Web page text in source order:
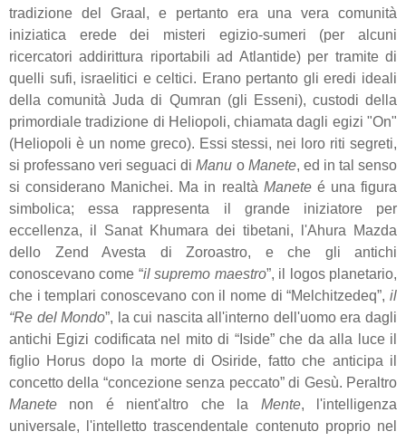
tradizione del Graal, e pertanto era una vera comunità
iniziatica erede dei misteri egizio-sumeri (per alcuni
ricercatori addirittura riportabili ad Atlantide) per tramite di
quelli sufi, israelitici e celtici. Erano pertanto gli eredi ideali
della comunità Juda di Qumran (gli Esseni), custodi della
primordiale tradizione di Heliopoli, chiamata dagli egizi "On"
(Heliopoli è un nome greco). Essi stessi, nei loro riti segreti,
si professano veri seguaci diManu o Manete, ed in tal senso
si considerano Manichei. Ma in realtà Maneteé una figura
simbolica; essa rappresenta il grande iniziatore per
eccellenza, il Sanat Khumara dei tibetani, l'Ahura Mazda
dello Zend Avesta di Zoroastro, e che gli antichi
conoscevano come “il supremo maestro”, il logos planetario,
che i templari conoscevano con il nome di “Melchitzedeq”, il
“Re del Mondo”, la cui nascita all'interno dell'uomo era dagli
antichi Egizi codificata nel mito di “Iside” che da alla luce il
figlio Horus dopo la morte di Osiride, fatto che anticipa il
concetto della “concezione senza peccato” di Gesù. Peraltro
Manete non é nient'altro che la Mente, l'intelligenza
universale, l'intelletto trascendentale contenuto proprio nel